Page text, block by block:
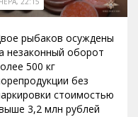
рыбаков осуждены
незаконный оборот
500 кг
без
стоимостью
3,2 млн рублей